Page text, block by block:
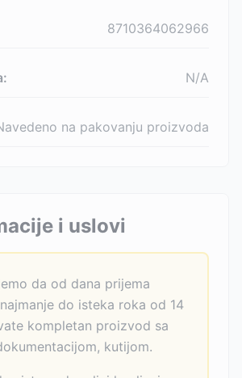
8710364062966
N/A
na pakovanju proizvoda
i uslovi
da od dana prijema
do isteka roka od 14
kompletan proizvod sa
kutijom.